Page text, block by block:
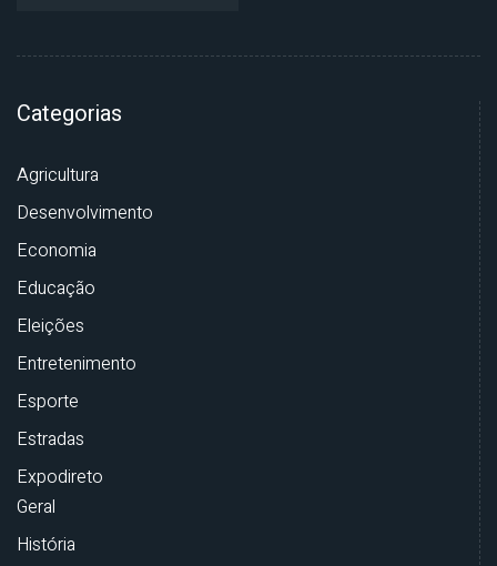
Categorias
Agricultura
Desenvolvimento
Economia
Educação
Eleições
Entretenimento
Esporte
Estradas
Expodireto
Geral
História